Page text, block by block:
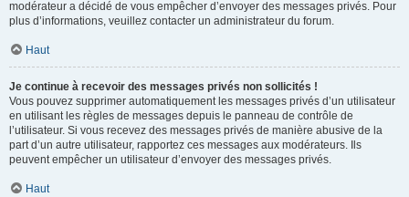
modérateur a décidé de vous empêcher d’envoyer des messages privés. Pour
plus d’informations, veuillez contacter un administrateur du forum.
Haut
Je continue à recevoir des messages privés non sollicités !
Vous pouvez supprimer automatiquement les messages privés d’un utilisateur
en utilisant les règles de messages depuis le panneau de contrôle de
l’utilisateur. Si vous recevez des messages privés de manière abusive de la
part d’un autre utilisateur, rapportez ces messages aux modérateurs. Ils
peuvent empêcher un utilisateur d’envoyer des messages privés.
Haut